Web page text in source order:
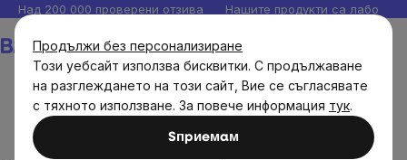
Продължи без персонализиране
Този уебсайт използва бисквитки. С продължаване
на разглеждането на този сайт, Вие се съгласявате
с тяхното използване. За повече информация тук.
Sпpиeмaм
Прескочи
към
съдържанието
Над 200 000 проверени отзива Нашите продукти са
Естествена козметика Грижа за косата